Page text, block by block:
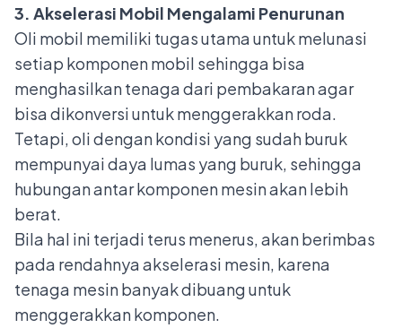
3. Akselerasi Mobil Mengalami Penurunan
Oli mobil memiliki tugas utama untuk melunasi
setiap komponen mobil sehingga bisa
menghasilkan tenaga dari pembakaran agar
bisa dikonversi untuk menggerakkan roda.
Tetapi, oli dengan kondisi yang sudah buruk
mempunyai daya lumas yang buruk, sehingga
hubungan antar komponen mesin akan lebih
berat.
Bila hal ini terjadi terus menerus, akan berimbas
pada rendahnya akselerasi mesin, karena
tenaga mesin banyak dibuang untuk
menggerakkan komponen.